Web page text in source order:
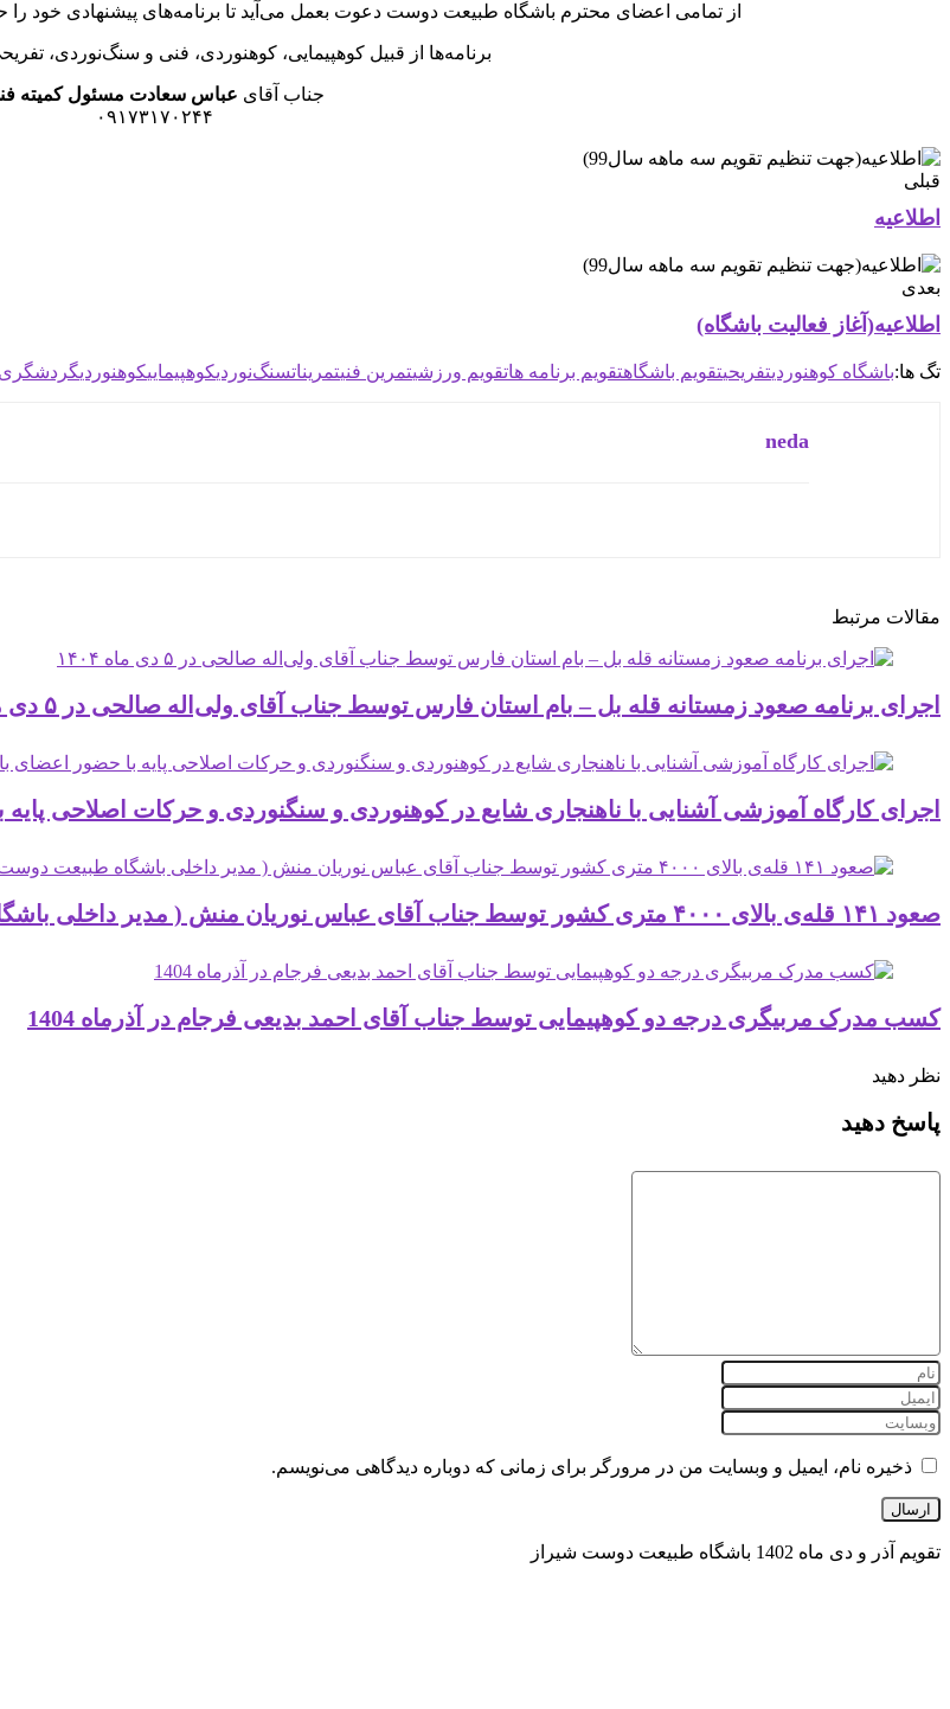
از تمامی اعضای محترم باشگاه طبیعت دوست دعوت بعمل می‌آید تا برنامه‌های پیشنهادی خود را
برنامه‌ها از قبیل کوهپیمایی، کوهنوردی، فنی و سنگ‌نوردی،
جناب آقای عباس سعادت مسئول کمیته
۰۹۱۷۳۱۷۰۲۴۴
قبلی
اطلاعیه
بعدی
اطلاعیه(آغاز فعالیت باشگاه)
تگ ها:باشگاه کوهنوردیتفریحیتقویم باشگاهتقویم برنامه هاتقویم ورزشیتمرین فنیتمریناتسنگ‌نوردیکوهپیماییکوهنوردیگردشگری
neda
مقالات مرتبط
اجرای برنامه صعود زمستانه قله بل – بام استان فارس توسط جناب آقای ولی‌اله صالحی در ۵ دی ماه ۱۴۰۴
اجرای کارگاه آموزشی آشنایی با ناهنجاری شایع در کوهنوردی و سنگنوردی و حرکات اصلاحی پایه با
صعود ۱۴۱ قله‌ی بالای ۴۰۰۰ متری کشور توسط جناب آقای عباس نوریان منش ( مدیر داخلی باشگاه طبیعت دوست شیراز ) در آذرماه 1404
کسب مدرک مربیگری درجه دو کوهپیمایی توسط جناب آقای احمد بدیعی فرجام در آذرماه 1404
نظر دهید
پاسخ دهید
ذخیره نام، ایمیل و وبسایت من در مرورگر برای زمانی که دوباره دیدگاهی می‌نویسم.
تقویم آذر و دی ماه 1402 باشگاه طبیعت دوست شیراز